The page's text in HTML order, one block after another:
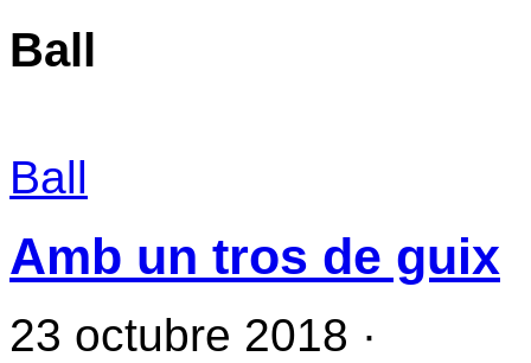
Ball
Ball
Amb un tros de guix
23 octubre 2018 ·